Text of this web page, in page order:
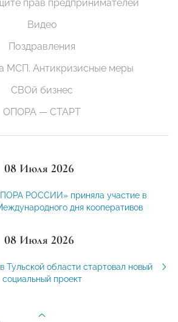
прав предпринимателей
Видео
Поздравления
МСП. Антикризисные меры
СВОй бизнес
ОПОРА — СТАРТ
08 Июля 2026
РОССИИ» приняла участие в
дня кооперативов
08 Июля 2026
Тульской области стартовал новый
социальный проект